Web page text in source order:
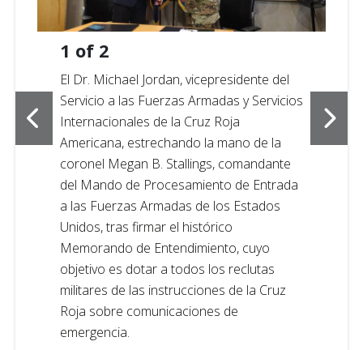
1 of 2
El Dr. Michael Jordan, vicepresidente del
Servicio a las Fuerzas Armadas y Servicios
Internacionales de la Cruz Roja
Americana, estrechando la mano de la
coronel Megan B. Stallings, comandante
del Mando de Procesamiento de Entrada
a las Fuerzas Armadas de los Estados
Unidos, tras firmar el histórico
Memorando de Entendimiento, cuyo
objetivo es dotar a todos los reclutas
militares de las instrucciones de la Cruz
Roja sobre comunicaciones de
emergencia.